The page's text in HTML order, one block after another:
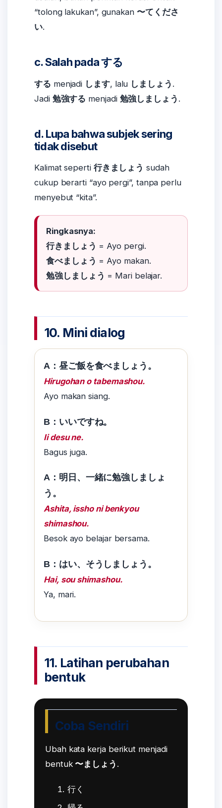
“tolong lakukan”, gunakan 〜てくださ
い.
c. Salah pada する
する menjadi します, lalu しましょう .
Jadi 勉強する menjadi 勉強しましょう .
d. Lupa bahwa subjek sering
tidak disebut
Kalimat seperti 行きましょう sudah
cukup berarti “ayo pergi”, tanpa perlu
menyebut “kita”.
Ringkasnya:
行きましょう = Ayo pergi.
食べましょう = Ayo makan.
勉強しましょう = Mari belajar.
10. Mini dialog
A：昼ご飯を食べましょう。
Hirugohan o tabemashou.
Ayo makan siang.
B：いいですね。
Ii desu ne.
Bagus juga.
A：明日、一緒に勉強しましょ
う。
Ashita, issho ni benkyou
shimashou.
Besok ayo belajar bersama.
B：はい、そうしましょう。
Hai, sou shimashou.
Ya, mari.
11. Latihan perubahan
bentuk
Coba Sendiri
Ubah kata kerja berikut menjadi
bentuk 〜ましょう .
行く